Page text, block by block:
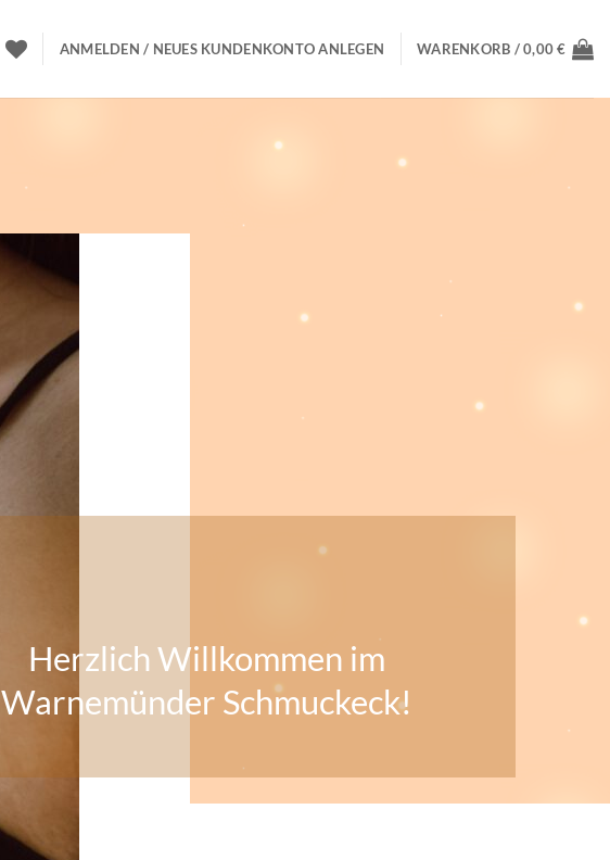
ANMELDEN / NEUES KUNDENKONTO ANLEGEN WARENKORB /0,00€
HerzlichWillkommen im
Warnemünder Schmuckeck!